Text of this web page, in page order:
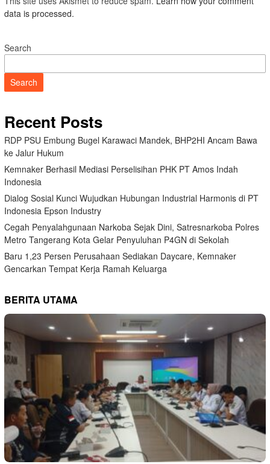
data is processed.
Search
Search
Recent Posts
RDP PSU Embung Bugel Karawaci Mandek, BHP2HI Ancam Bawa
ke Jalur Hukum
Kemnaker Berhasil Mediasi Perselisihan PHK PT Amos Indah
Indonesia
Dialog Sosial Kunci Wujudkan Hubungan Industrial Harmonis di PT
Indonesia Epson Industry
Cegah Penyalahgunaan Narkoba Sejak Dini, Satresnarkoba Polres
Metro Tangerang Kota Gelar Penyuluhan P4GN di Sekolah
Baru 1,23 Persen Perusahaan Sediakan Daycare, Kemnaker
Gencarkan Tempat Kerja Ramah Keluarga
BERITA UTAMA